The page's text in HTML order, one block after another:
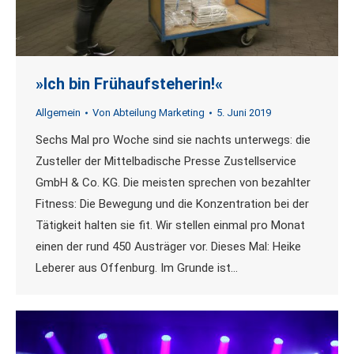
»Ich bin Frühaufsteherin!«
Allgemein Von Abteilung Marketing 5. Juni 2019
Sechs Mal pro Woche sind sie nachts unterwegs: die
Zusteller der Mittelbadische Presse Zustellservice
GmbH & Co. KG. Die meisten sprechen von bezahlter
Fitness: Die Bewegung und die Konzentration bei der
Tätigkeit halten sie fit. Wir stellen einmal pro Monat
einen der rund 450 Austräger vor. Dieses Mal: Heike
Leberer aus Offenburg. Im Grunde ist…